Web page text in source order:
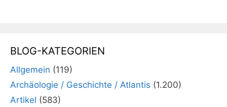
BLOG-KATEGORIEN
Allgemein (119)
Archäologie / Geschichte / Atlantis (1.200)
Artikel (583)